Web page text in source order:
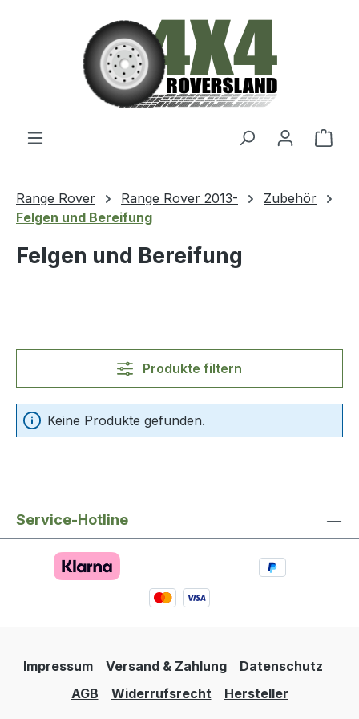
Zum Hauptinhalt springen
Range Rover Range Rover 2013-
Zubehör
Felgen und Bereifung
Felgen und Bereifung
Produkte filtern
Keine Produkte gefunden.
Service-Hotline
Impressum Versand & Zahlung
Datenschutz
AGB
Widerrufsrecht Hersteller